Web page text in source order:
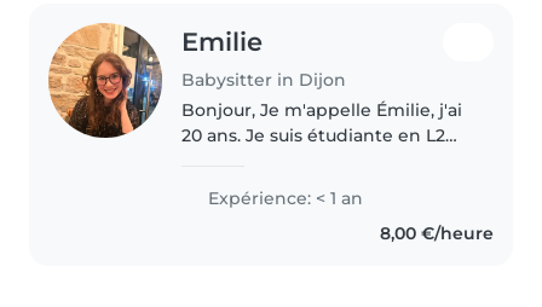
Emilie
Babysitter in Dijon
Bonjour, Je m'appelle Émilie, j'ai
20 ans. Je suis étudiante en L2
des enfants ayant 2 neveux et
nièces de 18 mois. J'aime
Expérience: < 1 an
8,00 €/heure